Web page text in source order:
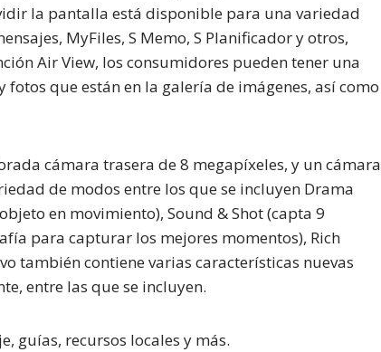
la pantalla está disponible para una variedad
MyFiles, S Memo, S Planificadory otros,
Air View, los consumidores pueden tener una
que están en la galería de imágenes, así como
cámara trasera de 8 megapíxeles, y un cámara
de modos entre los que se incluyen Drama
en movimiento), Sound & Shot(capta 9
para capturar los mejores momentos), Rich
también contiene varias características nuevas
entre las que se incluyen.
guías, recursos locales y más.